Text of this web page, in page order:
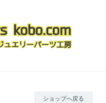
ショップへ戻る